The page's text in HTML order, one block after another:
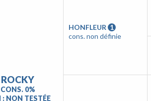
ROCKY
CONS. 0%
: NON TESTÉE
HONFLEUR 1
cons. non définie